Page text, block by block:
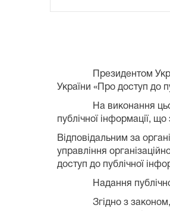
Президентом
України «Про доступ до
На виконання
публічної інформації,
Відповідальним за
управління
доступ до публічної
Надання
Згідно з